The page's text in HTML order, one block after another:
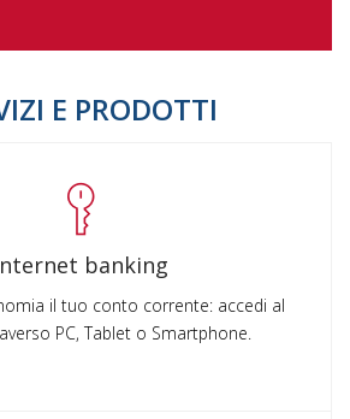
E PRODOTTI
banking
il tuo conto corrente: accedi al
PC, Tablet o Smartphone.